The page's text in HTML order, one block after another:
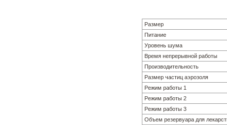
Размер
Питание
Уровень шума
Время непрерывной работы
Производительность
Размер частиц аэрозоля
Режим работы 1
Режим работы 2
Режим работы 3
Объем резервуара для